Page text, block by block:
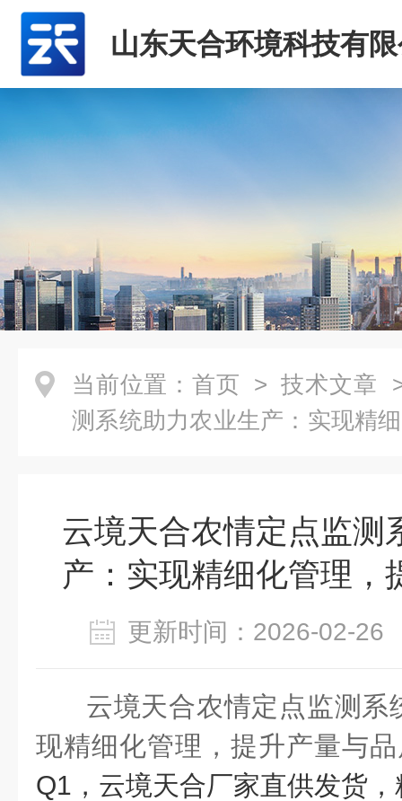
山东天合环境科技有
当前位置： 首页 > 技术文章
测系统助力农业生产：实现精
云境天合农情定点监测
产：实现精细化管理，
更新时间：2026-02-
云境天合农情定点监测系
现精细化管理，提升产量与
Q1 ，云境天合厂家直供发货